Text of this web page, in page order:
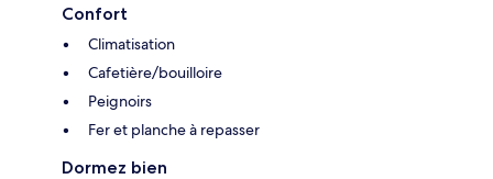
Confort
Climatisation
Cafetière/bouilloire
Peignoirs
Fer et planche à repasser
Dormez bien